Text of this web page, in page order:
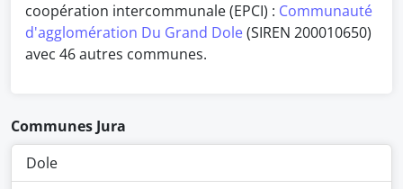
coopération intercommunale (EPCI) : Communauté
d'agglomération Du Grand Dole(SIREN 200010650)
avec 46 autres communes.
Communes Jura
Dole